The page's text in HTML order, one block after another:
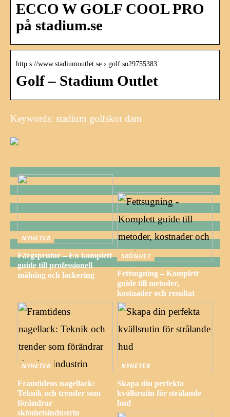
ECCO W GOLF COOL PRO
på stadium.se
http s://www.stadiumoutlet.se › golf.so29755383
Golf – Stadium Outlet
Keywords: stadium golfskor dam
NYHETER
Färgsprutor – En komplett
guide till professionell
målning och lackering
SKÖNHET
Fettsugning – Komplett
guide till metoder,
kostnader och resultat
NYHETER
Framtidens nagellack:
Teknik och trender som
förändrar
skönhetsindustrin
NYHETER
Skapa din perfekta
kvällsrutin för strålande
hud